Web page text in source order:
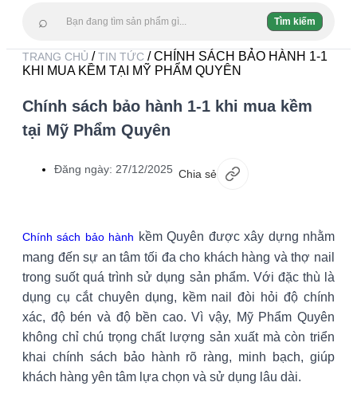
⌕ Tìm kiếm
TRANG CHỦ /TIN TỨC / CHÍNH SÁCH BẢO HÀNH 1-1
KHI MUA KỀM TẠI MỸ PHẨM QUYÊN
Chính sách bảo hành 1-1 khi mua kềm
tại Mỹ Phẩm Quyên
Đăng ngày: 27/12/2025 Chia sẻ
Chính sách bảo hành kềm Quyên được xây dựng nhằm
mang đến sự an tâm tối đa cho khách hàng và thợ nail
trong suốt quá trình sử dụng sản phẩm. Với đặc thù là
dụng cụ cắt chuyên dụng, kềm nail đòi hỏi độ chính
xác, độ bén và độ bền cao. Vì vậy, Mỹ Phẩm Quyên
không chỉ chú trọng chất lượng sản xuất mà còn triển
khai chính sách bảo hành rõ ràng, minh bạch, giúp
khách hàng yên tâm lựa chọn và sử dụng lâu dài.